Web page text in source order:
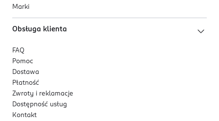
Marki
Obsługa klienta
FAQ
Pomoc
Dostawa
Płatność
Zwroty i reklamacje
Dostępność usług
Kontakt